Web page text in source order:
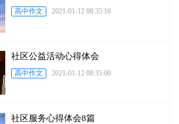
高中作文 2021-01-12 08:35:16
社区公益活动心得体会
高中作文 2021-01-12 08:35:00
社区服务心得体会8篇